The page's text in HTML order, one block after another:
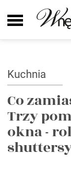
Kuchnia
Co
Trzy
okna -